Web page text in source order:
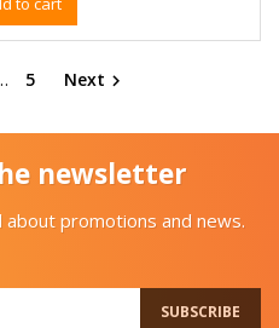
5 Next 
newsletter
promotions and news.